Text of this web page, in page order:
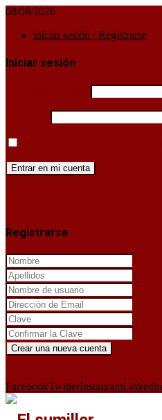
08/08/2026
iniciar sesión / Registrarse
Iniciar sesión
Registrarse
FacebookTwitterInstagramLinkedin